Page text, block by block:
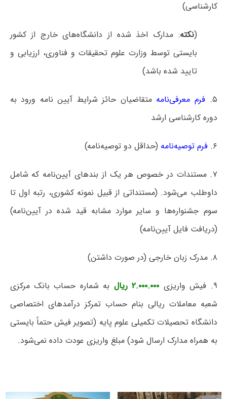
کارشناسی)
(نکته: مدارک اخذ شده از دانشگاه‌های خارج از کشور
بایستی توسط وزارت علوم تحقیقات و فناوری، ارزیابی و
تایید شده باشد)
۵. فرم معرفی‌نامه متقاضیان حائز شرایط آیین نامه ورود به
دوره کارشناسی ارشد
۶. فرم توصیه‌نامه (حداقل دو توصیه‌نامه)
۷. مستندات در خصوص هر یک از بندهای آیین‌نامه که شامل
داوطلب می‌شود. (مستنداتی از قبیل نمونه کشوری، رتبه اول تا
سوم جشنواره‌ها و سایر موارد مشابه قید شده در آیین‌نامه)
(دریافت فایل آیین‌نامه)
۸. مدرک زبان خارجی (در صورت داشتن)
۹. فیش واریزی ۲.۰۰۰.۰۰۰ ریال
به شماره حساب بانک مرکزی
شعبه معاملات ریالی بنام حساب تمرکز درآمدهای اختصاصی
دانشگاه تحصیلات تکمیلی علوم پایه (تصویر فیش حتماً بایستی
به همراه مدارک ارسال شود) مبلغ واریزی عودت داده نمی‌شود.